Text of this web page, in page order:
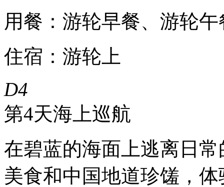
用餐：游轮早餐、游轮
住宿：游轮上
D4
第4天海上巡航
在碧蓝的海面上逃离日
美食和中国地道珍馐，